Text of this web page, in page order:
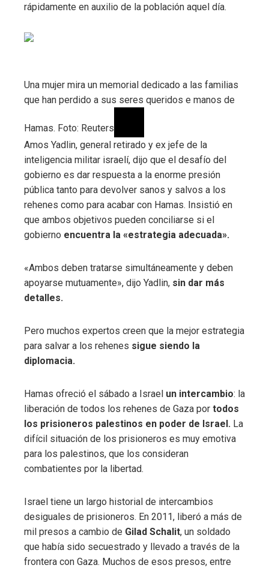
rápidamente en auxilio de la población aquel día.
Una mujer mira un memorial dedicado a las familias
que han perdido a sus seres queridos e manos de
Hamas. Foto: Reuters
Amos Yadlin, general retirado y ex jefe de la
inteligencia militar israelí, dijo que el desafío del
gobierno es dar respuesta a la enorme presión
pública tanto para devolver sanos y salvos a los
rehenes como para acabar con Hamas. Insistió en
que ambos objetivos pueden conciliarse si el
gobierno encuentra la «estrategia adecuada».
«Ambos deben tratarse simultáneamente y deben
apoyarse mutuamente», dijo Yadlin, sin dar más
detalles.
Pero muchos expertos creen que la mejor estrategia
para salvar a los rehenes sigue siendo la
diplomacia.
Hamas ofreció el sábado a Israel un intercambio: la
liberación de todos los rehenes de Gaza por todos
los prisioneros palestinos en poder de Israel. La
difícil situación de los prisioneros es muy emotiva
para los palestinos, que los consideran
combatientes por la libertad.
Israel tiene un largo historial de intercambios
desiguales de prisioneros. En 2011, liberó a más de
mil presos a cambio de Gilad Schalit, un soldado
que había sido secuestrado y llevado a través de la
frontera con Gaza. Muchos de esos presos, entre